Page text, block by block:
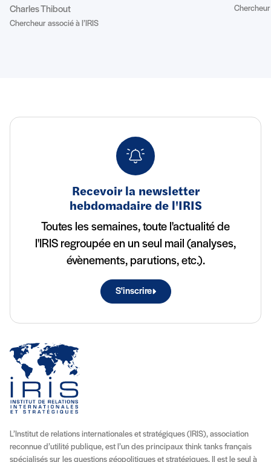
Charles Thibout
Chercheur associé à l’IRIS
Chercheur
Recevoir la newsletter
hebdomadaire de l'IRIS
Toutes les semaines, toute l'actualité de
l'IRIS regroupée en un seul mail (analyses,
évènements, parutions, etc.).
S'inscrire
L’Institut de relations internationales et stratégiques (IRIS), association
reconnue d’utilité publique, est l’un des principaux think tanks français
spécialisés sur les questions géopolitiques et stratégiques. Il est le seul à